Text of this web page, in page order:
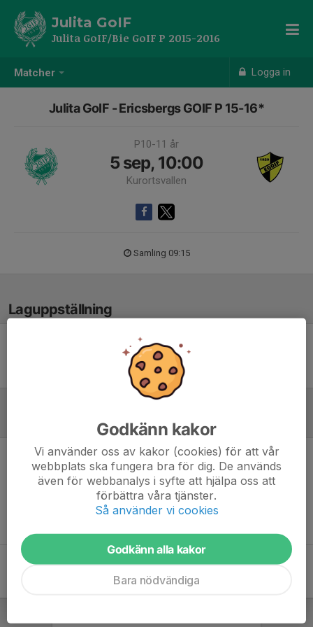
Matcher Logga in
Julita GoIF
Julita GoIF/Bie GoIF P 2015-2016
Julita GoIF - Ericsbergs GOIF P 15-16*
P10-11 år
5 sep, 10:00
Kurortsvallen
Samling 09:15
Laguppställning
Ingen uppställning ifylld
Inget skrivet
Godkänn kakor
Vi använder oss av kakor (cookies) för att vår
webbplats ska fungera bra för dig. De används
även för webbanalys i syfte att hjälpa oss att
förbättra våra tjänster.
Så använder vi cookies
Godkänn alla kakor
Bara nödvändiga